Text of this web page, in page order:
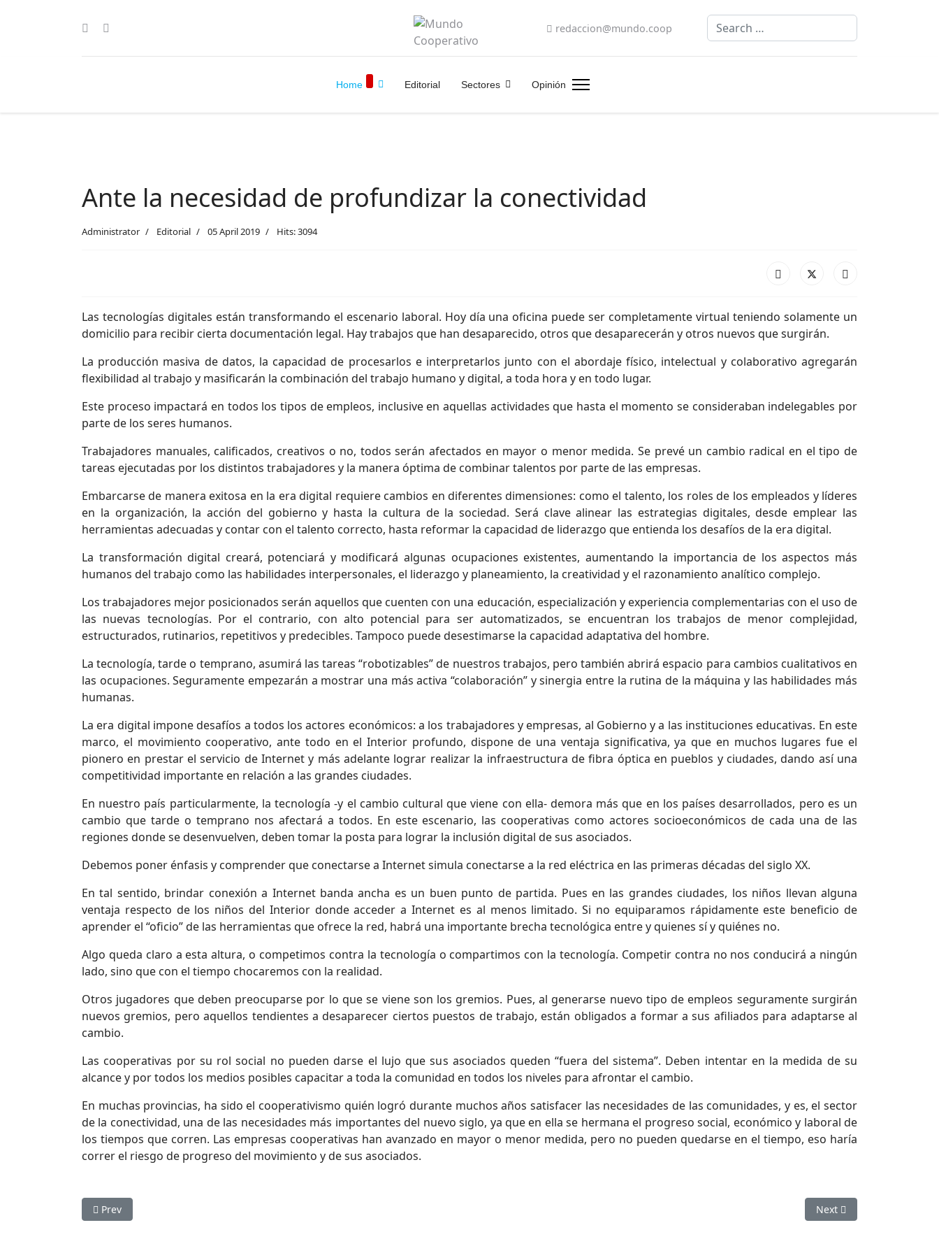
redaccion@mundo.coop Search
Home Editorial Sectores Opinión
Ante la necesidad de profundizar la conectividad
Administrator Editorial 05 April 2019 Hits: 3094
Las tecnologías digitales están transformando el escenario laboral. Hoy día una oficina puede ser completamente virtual teniendo solamente un
domicilio para recibir cierta documentación legal. Hay trabajos que han desaparecido, otros que desaparecerán y otros nuevos que surgirán.
La producción masiva de datos, la capacidad de procesarlos e interpretarlos junto con el abordaje físico, intelectual y colaborativo agregarán
flexibilidad al trabajo y masificarán la combinación del trabajo humano y digital, a toda hora y en todo lugar.
Este proceso impactará en todos los tipos de empleos, inclusive en aquellas actividades que hasta el momento se consideraban indelegables por
parte de los seres humanos.
Trabajadores manuales, calificados, creativos o no, todos serán afectados en mayor o menor medida. Se prevé un cambio radical en el tipo de
tareas ejecutadas por los distintos trabajadores y la manera óptima de combinar talentos por parte de las empresas.
Embarcarse de manera exitosa en la era digital requiere cambios en diferentes dimensiones: como el talento, los roles de los empleados y líderes
en la organización, la acción del gobierno y hasta la cultura de la sociedad. Será clave alinear las estrategias digitales, desde emplear las
herramientas adecuadas y contar con el talento correcto, hasta reformar la capacidad de liderazgo que entienda los desafíos de la era digital.
La transformación digital creará, potenciará y modificará algunas ocupaciones existentes, aumentando la importancia de los aspectos más
humanos del trabajo como las habilidades interpersonales, el liderazgo y planeamiento, la creatividad y el razonamiento analítico complejo.
Los trabajadores mejor posicionados serán aquellos que cuenten con una educación, especialización y experiencia complementarias con el uso de
las nuevas tecnologías. Por el contrario, con alto potencial para ser automatizados, se encuentran los trabajos de menor complejidad,
estructurados, rutinarios, repetitivos y predecibles. Tampoco puede desestimarse la capacidad adaptativa del hombre.
La tecnología, tarde o temprano, asumirá las tareas “robotizables” de nuestros trabajos, pero también abrirá espacio para cambios cualitativos en
las ocupaciones. Seguramente empezarán a mostrar una más activa “colaboración” y sinergia entre la rutina de la máquina y las habilidades más
humanas.
La era digital impone desafíos a todos los actores económicos: a los trabajadores y empresas, al Gobierno y a las instituciones educativas. En este
marco, el movimiento cooperativo, ante todo en el Interior profundo, dispone de una ventaja significativa, ya que en muchos lugares fue el
pionero en prestar el servicio de Internet y más adelante lograr realizar la infraestructura de fibra óptica en pueblos y ciudades, dando así una
competitividad importante en relación a las grandes ciudades.
En nuestro país particularmente, la tecnología -y el cambio cultural que viene con ella- demora más que en los países desarrollados, pero es un
cambio que tarde o temprano nos afectará a todos. En este escenario, las cooperativas como actores socioeconómicos de cada una de las
regiones donde se desenvuelven, deben tomar la posta para lograr la inclusión digital de sus asociados.
Debemos poner énfasis y comprender que conectarse a Internet simula conectarse a la red eléctrica en las primeras décadas del siglo XX.
En tal sentido, brindar conexión a Internet banda ancha es un buen punto de partida. Pues en las grandes ciudades, los niños llevan alguna
ventaja respecto de los niños del Interior donde acceder a Internet es al menos limitado. Si no equiparamos rápidamente este beneficio de
aprender el “oficio” de las herramientas que ofrece la red, habrá una importante brecha tecnológica entre y quienes sí y quiénes no.
Algo queda claro a esta altura, o competimos contra la tecnología o compartimos con la tecnología. Competir contra no nos conducirá a ningún
lado, sino que con el tiempo chocaremos con la realidad.
Otros jugadores que deben preocuparse por lo que se viene son los gremios. Pues, al generarse nuevo tipo de empleos seguramente surgirán
nuevos gremios, pero aquellos tendientes a desaparecer ciertos puestos de trabajo, están obligados a formar a sus afiliados para adaptarse al
cambio.
Las cooperativas por su rol social no pueden darse el lujo que sus asociados queden “fuera del sistema”. Deben intentar en la medida de su
alcance y por todos los medios posibles capacitar a toda la comunidad en todos los niveles para afrontar el cambio.
En muchas provincias, ha sido el cooperativismo quién logró durante muchos años satisfacer las necesidades de las comunidades, y es, el sector
de la conectividad, una de las necesidades más importantes del nuevo siglo, ya que en ella se hermana el progreso social, económico y laboral de
los tiempos que corren. Las empresas cooperativas han avanzado en mayor o menor medida, pero no pueden quedarse en el tiempo, eso haría
correr el riesgo de progreso del movimiento y de sus asociados.
Previous article: El Mundo evoluciona
Prev Next article: NUEVOS
Next